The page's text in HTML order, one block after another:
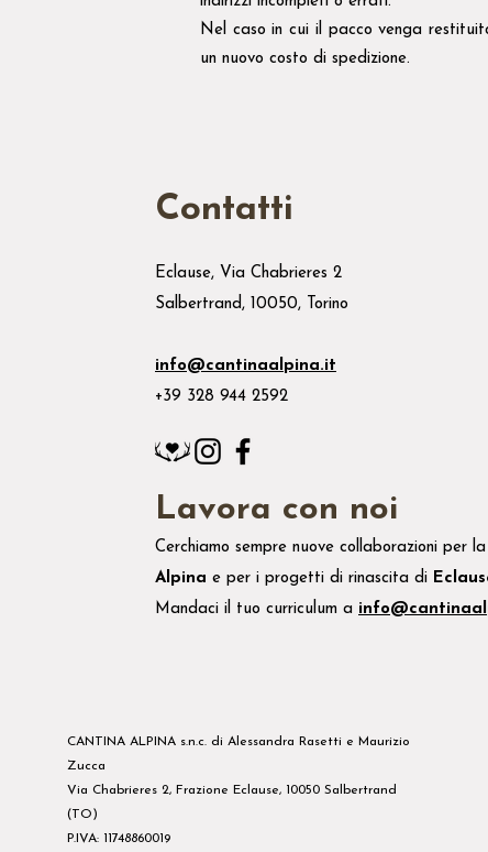
Nel caso in cui il pacco venga
un nuovo costo di spedizione.
Contatti
Eclause, Via Chabrieres 2
Salbertrand, 10050, Torino
info@cantinaalpina.it
+39 328 944 2592
Lavora con noi
Cerchiamo sempre nuove collaborazioni per la
Alpina e per i progetti di rinascita di
Mandaci il tuo curriculum a
CANTINA ALPINA s.n.c. di Alessandra Rasetti e Maurizio
Zucca
Via Chabrieres 2, Frazione Eclause, 10050 Salbertrand
(TO)
P.IVA: 11748860019